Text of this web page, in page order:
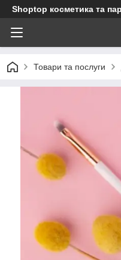
Shoptop косметика та
Товари та послуги